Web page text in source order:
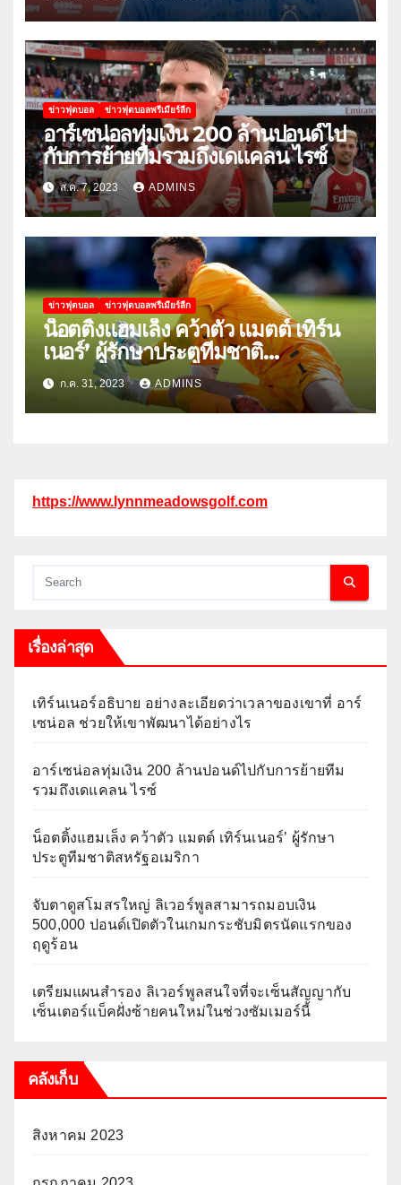
ข่าวฟุตบอล ข่าวฟุตบอลพรีเมียร์ลีก
อาร์เซน่อลทุ่มเงิน 200 ล้านปอนด์ไป
กับการย้ายทีมรวมถึงเดแคลน ไรซ์
ส.ค. 7, 2023 ADMINS
ข่าวฟุตบอล ข่าวฟุตบอลพรีเมียร์ลีก
น็อตติ้งแฮมเล็ง คว้าตัว แมตต์ เทิร์น
เนอร์’ ผู้รักษาประตูทีมชาติ
สหรัฐอเมริกา
ก.ค. 31, 2023 ADMINS
https://www.lynnmeadowsgolf.com
เรื่องล่าสุด
เทิร์นเนอร์อธิบาย อย่างละเอียดว่าเวลาของเขาที่ อาร์
เซน่อล ช่วยให้เขาพัฒนาได้อย่างไร
อาร์เซน่อลทุ่มเงิน 200 ล้านปอนด์ไปกับการย้ายทีม
รวมถึงเดแคลน ไรซ์
น็อตติ้งแฮมเล็ง คว้าตัว แมตต์ เทิร์นเนอร์’ ผู้รักษา
ประตูทีมชาติสหรัฐอเมริกา
จับตาดูสโมสรใหญ่ ลิเวอร์พูลสามารถมอบเงิน
500,000 ปอนด์เปิดตัวในเกมกระชับมิตรนัดแรกของ
ฤดูร้อน
เตรียมแผนสำรอง ลิเวอร์พูลสนใจที่จะเซ็นสัญญากับ
เซ็นเตอร์แบ็คฝั่งซ้ายคนใหม่ในช่วงซัมเมอร์นี้
คลังเก็บ
สิงหาคม 2023